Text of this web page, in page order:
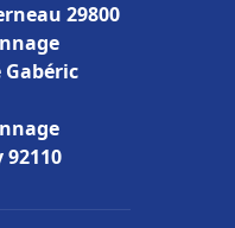
29800